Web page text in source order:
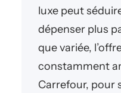
luxe peut
dépenser plus
que variée,
constamment
Carrefour, pour